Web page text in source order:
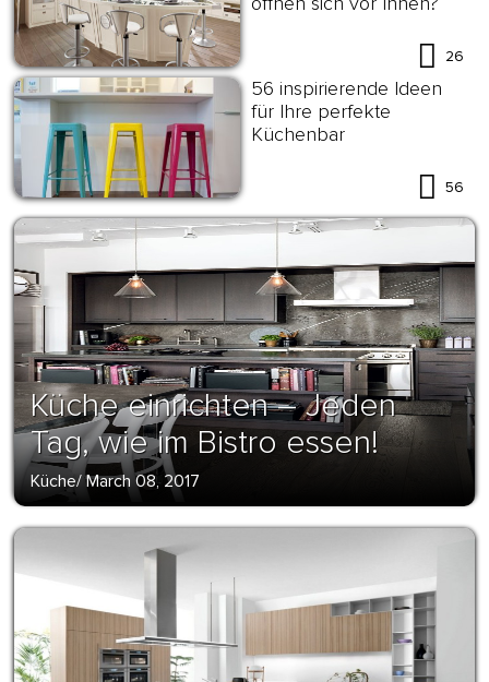
26
56 inspirierende Ideen
für Ihre perfekte
Küchenbar
56
Küche einrichten – Jeden
Tag, wie im Bistro essen!
Küche/March 08, 2017